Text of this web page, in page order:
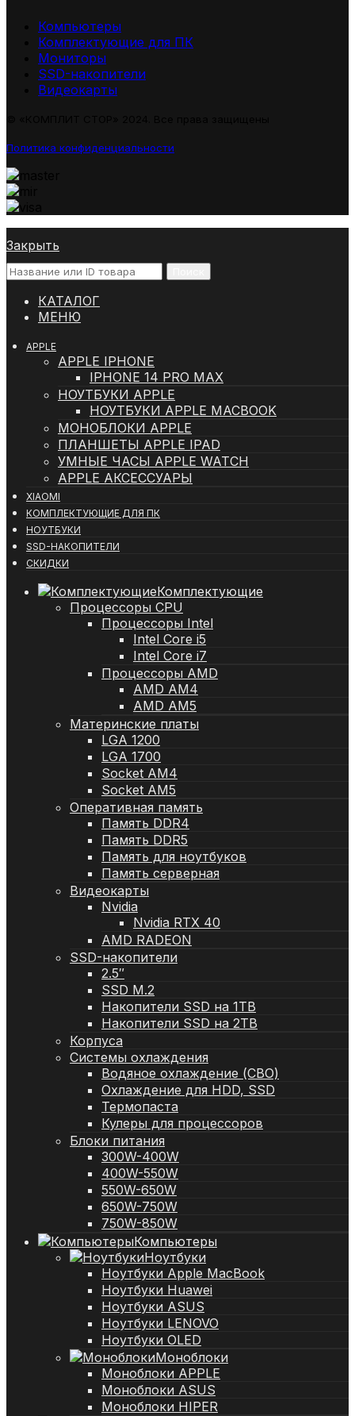
Компьютеры
Комплектующие для ПК
Мониторы
SSD-накопители
Видеокарты
Политика конфиденциальности
Закрыть
КАТАЛОГ
МЕНЮ
APPLE
APPLE IPHONE
IPHONE 14 PRO MAX
НОУТБУКИ APPLE
НОУТБУКИ APPLE MACBOOK
МОНОБЛОКИ APPLE
ПЛАНШЕТЫ APPLE IPAD
УМНЫЕ ЧАСЫ APPLE WATCH
APPLE АКСЕССУАРЫ
XIAOMI
КОМПЛЕКТУЮЩИЕ ДЛЯ ПК
НОУТБУКИ
SSD-НАКОПИТЕЛИ
СКИДКИ
Комплектующие
Процессоры CPU
Процессоры Intel
Intel Core i5
Intel Core i7
Процессоры AMD
AMD AM4
AMD AM5
Материнские платы
LGA 1200
LGA 1700
Socket AM4
Socket AM5
Оперативная память
Память DDR4
Память DDR5
Память для ноутбуков
Память серверная
Видеокарты
Nvidia
Nvidia RTX 40
AMD RADEON
SSD-накопители
2.5″
SSD M.2
Накопители SSD на 1TB
Накопители SSD на 2TB
Корпуса
Системы охлаждения
Водяное охлаждение (СВО)
Охлаждение для HDD, SSD
Термопаста
Кулеры для процессоров
Блоки питания
300W-400W
400W-550W
550W-650W
650W-750W
750W-850W
Компьютеры
Ноутбуки
Ноутбуки Apple MacBook
Ноутбуки Huawei
Ноутбуки ASUS
Ноутбуки LENOVO
Ноутбуки OLED
Моноблоки
Моноблоки APPLE
Моноблоки ASUS
Моноблоки HIPER